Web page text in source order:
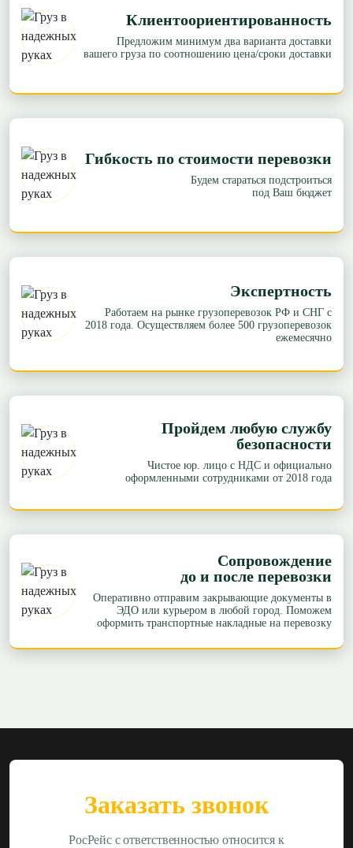
Клиентоориентированность
Предложим минимум два варианта доставки
вашего груза по соотношению цена/сроки доставки
Гибкость по стоимости перевозки
Будем стараться подстроиться
под Ваш бюджет
Экспертность
Работаем на рынке грузоперевозок РФ и СНГ с
2018 года. Осуществляем более 500 грузоперевозок
ежемесячно
Пройдем любую службу
безопасности
Чистое юр. лицо с НДС и официально
оформленными сотрудниками от 2018 года
Сопровождение
до и после перевозки
Оперативно отправим закрывающие документы в
ЭДО или курьером в любой город. Поможем
оформить транспортные накладные на перевозку
Заказать звонок
РосРейс с ответственностью относится к